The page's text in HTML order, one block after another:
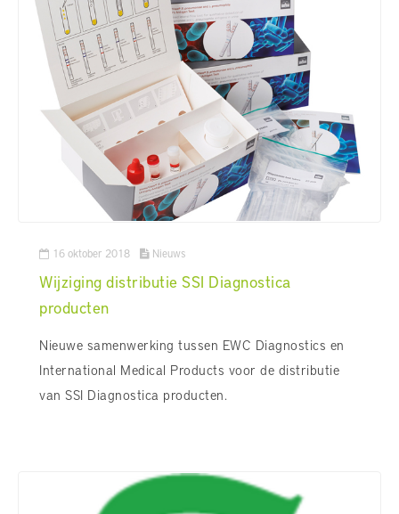
16 oktober 2018 Nieuws
Wijziging distributie SSI Diagnostica
producten
Nieuwe samenwerking tussen EWC Diagnostics en
International Medical Products voor de distributie
van SSI Diagnostica producten.